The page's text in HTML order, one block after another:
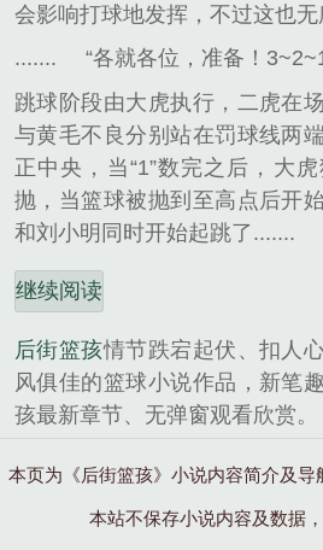
会影响打球地发挥，不过这也无
.......
“各就各位，准备！
跳球阶段由大虎执行，二虎在
与黄毛不良分别站在罚球线两
正中央，当“1”数完之后，大
抛，当篮球被抛到至高点后开
和刘小明同时开始起跳了.......
继续阅读
后街篮孩情节跌宕起伏、扣人
风俱佳的篮球小说作品，新笔
孩最新章节、无弹窗观看欣赏。
本页为《后街篮孩》小说内容简介及导
本站不保存小说内容及数据